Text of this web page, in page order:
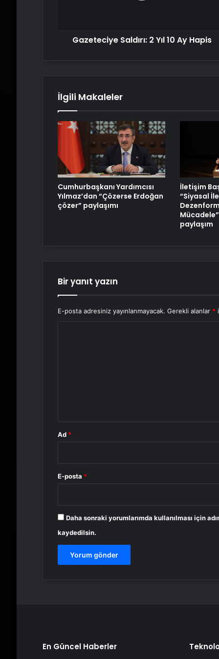
Gazeteciye Saldırı: 2 Yıl 10 Ay Hapis
İlgili Makaleler
Cumhurbaşkanı Yardımcısı
Yılmaz’dan “Çözerse Erdoğan
çözer” paylaşımı
İletişim
“Siyasal
paylaşım
Bir yanıt yazın
E-posta adresiniz yayınlanmayacak. Gerekli alanlar *
Ad *
E-posta *
Daha sonraki yorumlarımda kullanılması için
kaydedilsin.
En Güncel Haberler